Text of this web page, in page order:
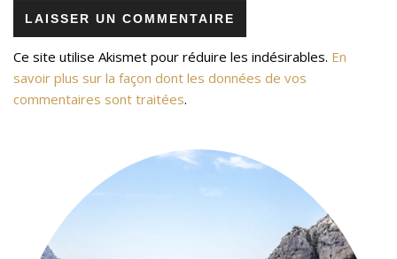
Ce site utilise Akismet pour réduire les indésirables. En
savoir plus sur la façon dont les données de vos
commentaires sont traitées.